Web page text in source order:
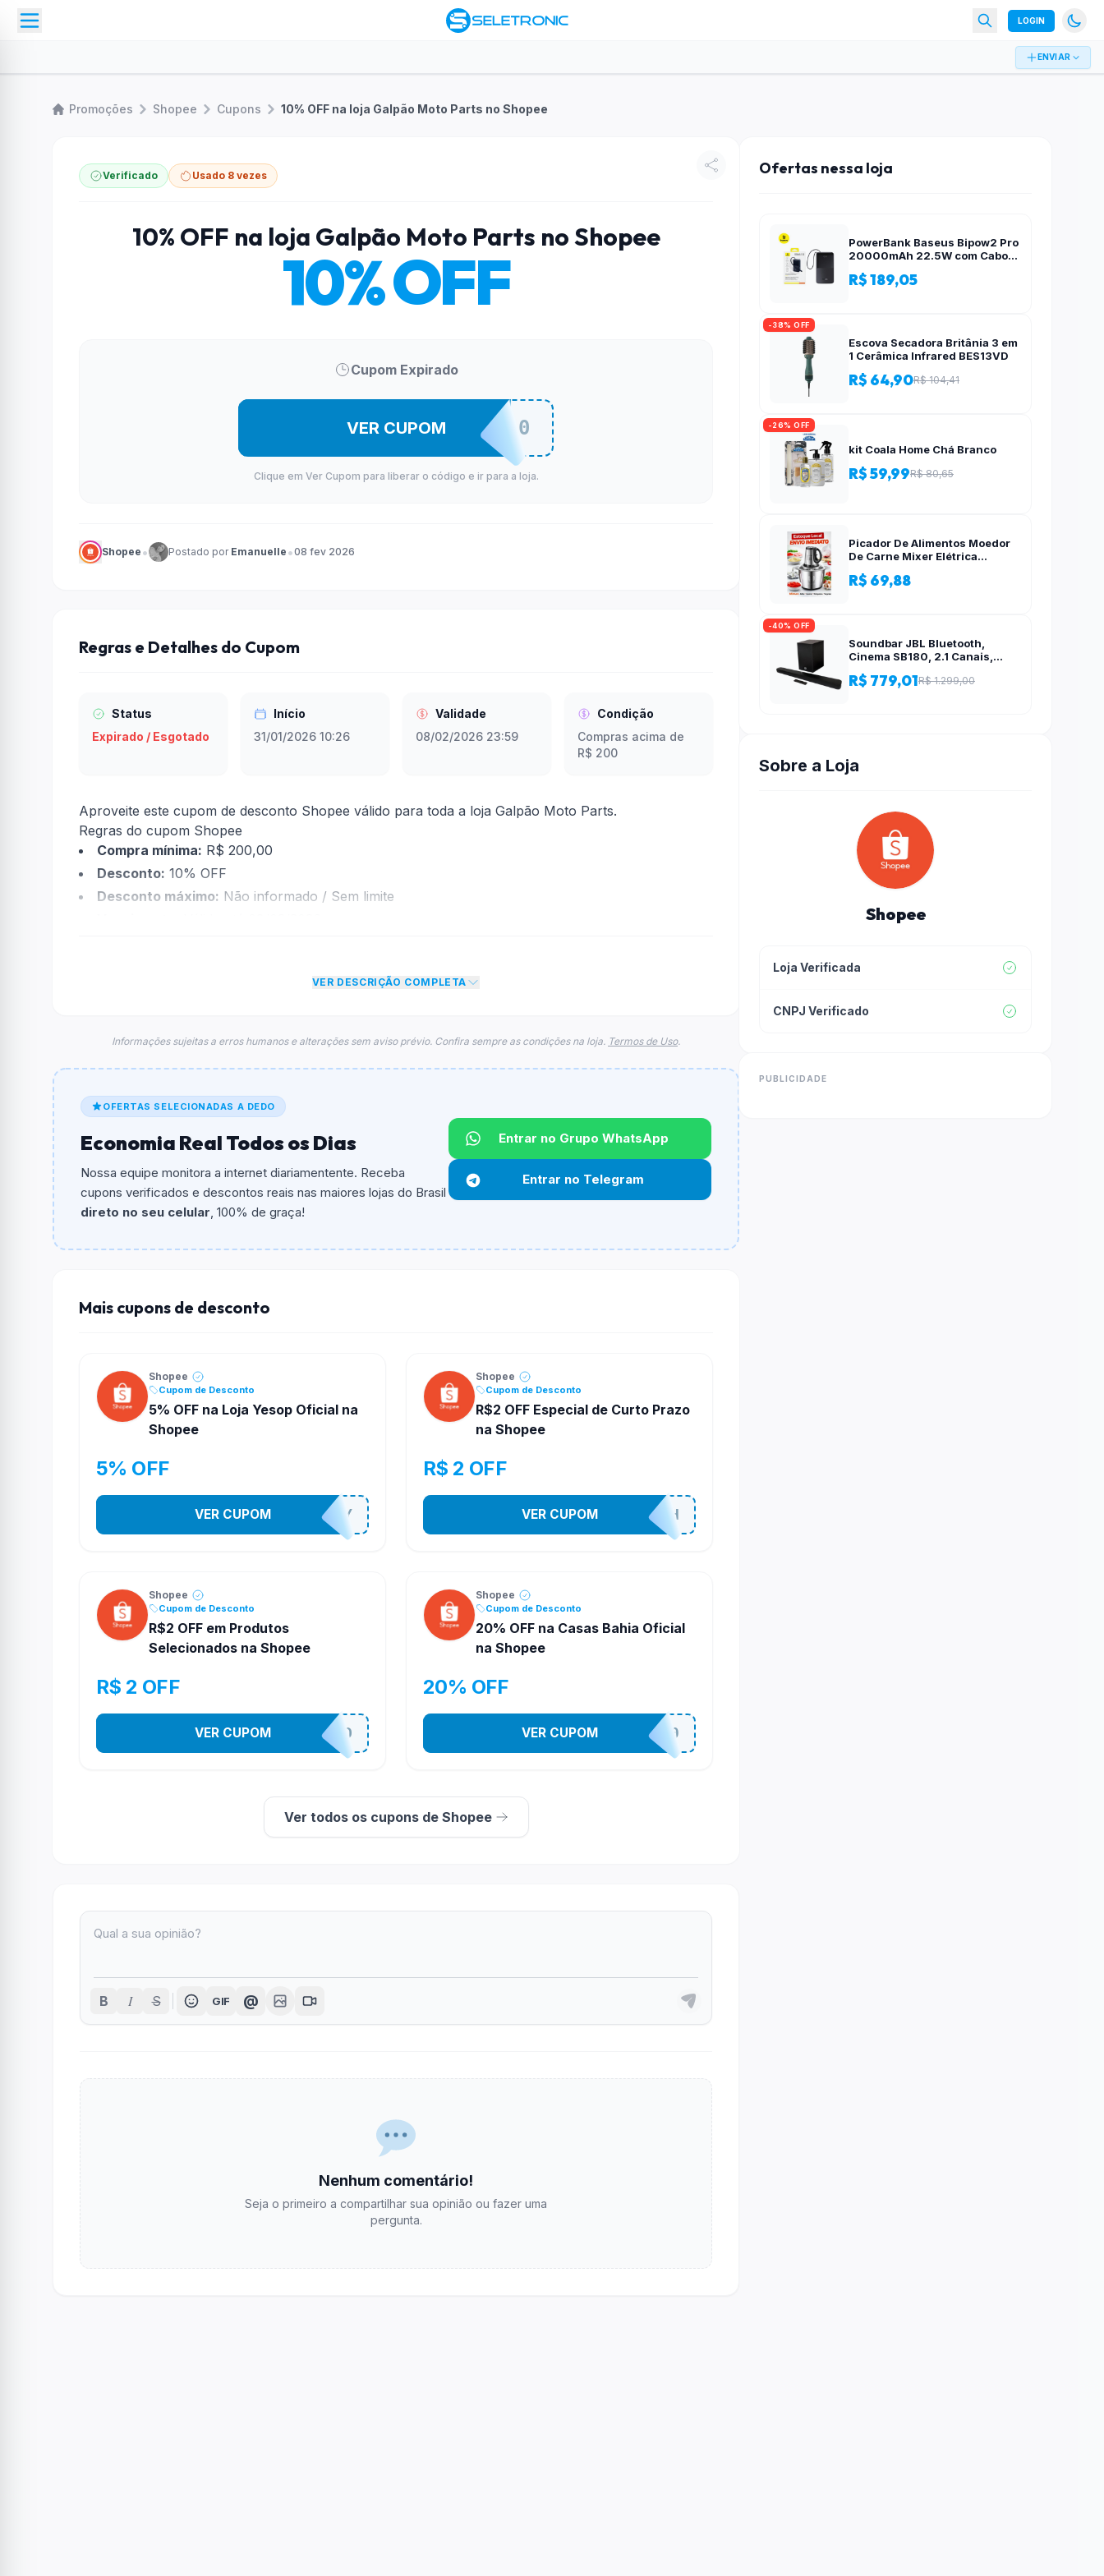
LOGIN
ENVIAR
Promoções Shopee Cupons 10% OFF na loja Galpão Moto Parts no Shopee
Verificado Usado 8 vezes
10% OFF na loja Galpão Moto Parts no Shopee
10% OFF
Cupom Expirado
GALPDES10
VER CUPOM
Clique em Ver Cupom para liberar o código e ir para a loja.
Shopee • Postado por Emanuelle •08 fev 2026
Regras e Detalhes do Cupom
Status
Expirado / Esgotado
Início
31/01/2026 10:26
Validade
08/02/2026 23:59
Condição
Compras acima de
R$ 200
Aproveite este cupom de desconto Shopee válido para toda a loja Galpão Moto Parts.
Regras do cupom Shopee
Compra mínima: R$ 200,00
Desconto: 10% OFF
Desconto máximo: Não informado / Sem limite
econtradas informações sobre restrição de teto máximo para esse cupom.
O código é
GALPDES10
De quanto é o desconto?
O valor minimo de compra é R$ 200,00.
Qual é o desconto máximo?
Não informado ou sem limite.
VER DESCRIÇÃO COMPLETA
Informações sujeitas a erros humanos e alterações sem aviso prévio. Confira sempre as condições na loja. Termos de Uso.
OFERTAS SELECIONADAS A DEDO
Economia Real Todos os Dias
Nossa equipe monitora a internet diariamentente. Receba
cupons verificados e descontos reais nas maiores lojas do Brasil
direto no seu celular, 100% de graça!
Entrar no Grupo WhatsApp
Entrar no Telegram
Mais cupons de desconto
Shopee
Cupom de Desconto
5% OFF na Loja Yesop Oficial na
Shopee
5% OFF
YESO274Y
VER CUPOM
Shopee
Cupom de Desconto
R$2 OFF Especial de Curto Prazo
na Shopee
R$ 2 OFF
VNOXHEDSH
VER CUPOM
Shopee
Cupom de Desconto
R$2 OFF em Produtos
Selecionados na Shopee
R$ 2 OFF
VNOXVHJFD
VER CUPOM
Shopee
Cupom de Desconto
20% OFF na Casas Bahia Oficial
na Shopee
20% OFF
CASATEL20
VER CUPOM
Ver todos os cupons de Shopee
B I S GIF @
Nenhum comentário!
Seja o primeiro a compartilhar sua opinião ou fazer uma
pergunta.
Ofertas nessa loja
PowerBank Baseus Bipow2 Pro
20000mAh 22.5W com Cabo
EnerFill FC51
R$ 189,05
-38% OFF
Escova Secadora Britânia 3 em
1 Cerâmica Infrared BES13VD
R$ 64,90R$ 104,41
-26% OFF
kit Coala Home Chá Branco
R$ 59,99R$ 80,65
Picador De Alimentos Moedor
De Carne Mixer Elétrica
Alho – 110v-220v
R$ 69,88
-40% OFF
Soundbar JBL Bluetooth,
Cinema SB180, 2.1 Canais,
110W RMS
R$ 779,01R$ 1.299,00
Sobre a Loja
Shopee
Loja Verificada
CNPJ Verificado
PUBLICIDADE